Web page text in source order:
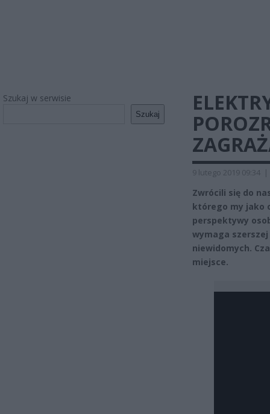
Szukaj w serwisie
Szukaj
9 lutego 2019 09:34 |
Zwrócili się do
którego my jako
perspektywy
wymaga
niewidomych.
miejsce.